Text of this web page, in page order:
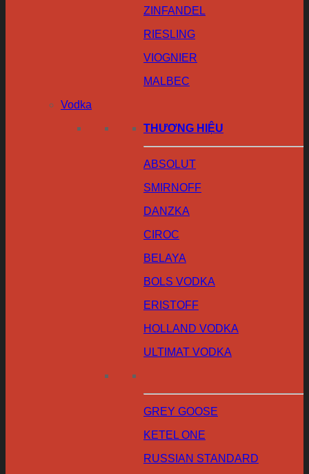
ZINFANDEL
RIESLING
VIOGNIER
MALBEC
Vodka
THƯƠNG HIỆU
ABSOLUT
SMIRNOFF
DANZKA
CIROC
BELAYA
BOLS VODKA
ERISTOFF
HOLLAND VODKA
ULTIMAT VODKA
GREY GOOSE
KETEL ONE
RUSSIAN STANDARD